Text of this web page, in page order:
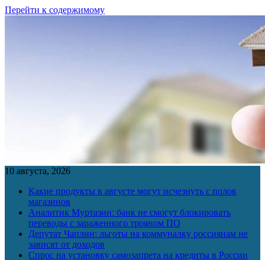
Перейти к содержимому
10 августа, 2026
Какие продукты в августе могут исчезнуть с полок
магазинов
Аналитик Муртазин: банк не смогут блокировать
переводы с зараженного трояном ПО
Депутат Чаплин: льготы на коммуналку россиянам не
зависят от доходов
Спрос на установку самозапрета на кредиты в России